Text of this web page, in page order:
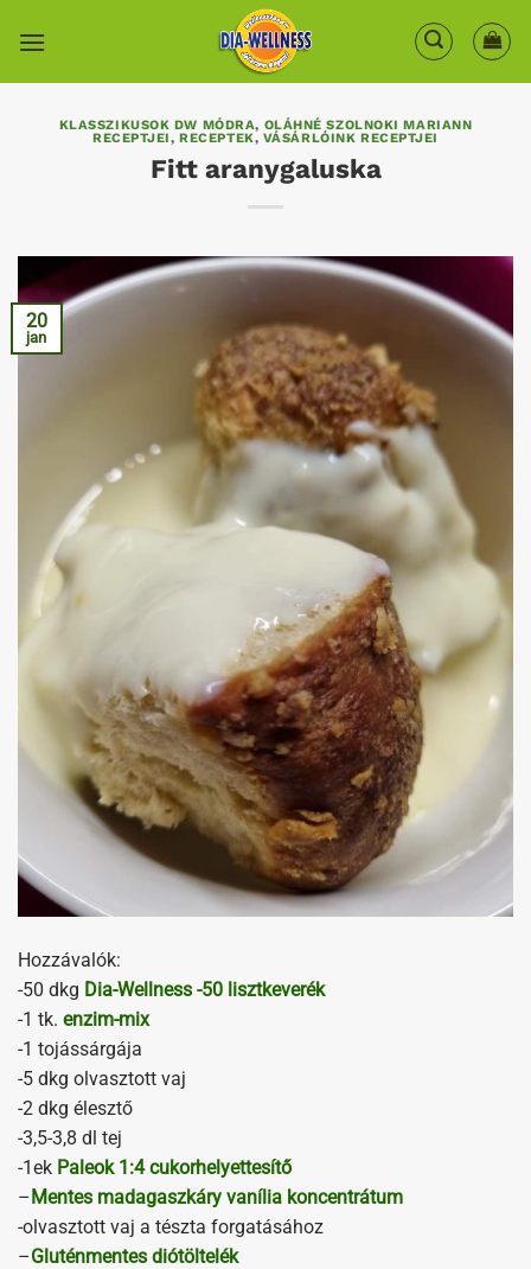
KLASSZIKUSOK DW MÓDRA, OLÁHNÉ SZOLNOKI MARIANN
RECEPTJEI,RECEPTEK, VÁSÁRLÓINK RECEPTJEI
Fitt aranygaluska
20
jan
Hozzávalók:
-50 dkg Dia-Wellness -50 lisztkeverék
-1 tk. enzim-mix
-1 tojássárgája
-5 dkg olvasztott vaj
-2 dkg élesztő
-3,5-3,8 dl tej
-1ek Paleok 1:4 cukorhelyettesítő
– Mentes madagaszkáry vanília koncentrátum
-olvasztott vaj a tészta forgatásához
–Gluténmentes diótöltelék